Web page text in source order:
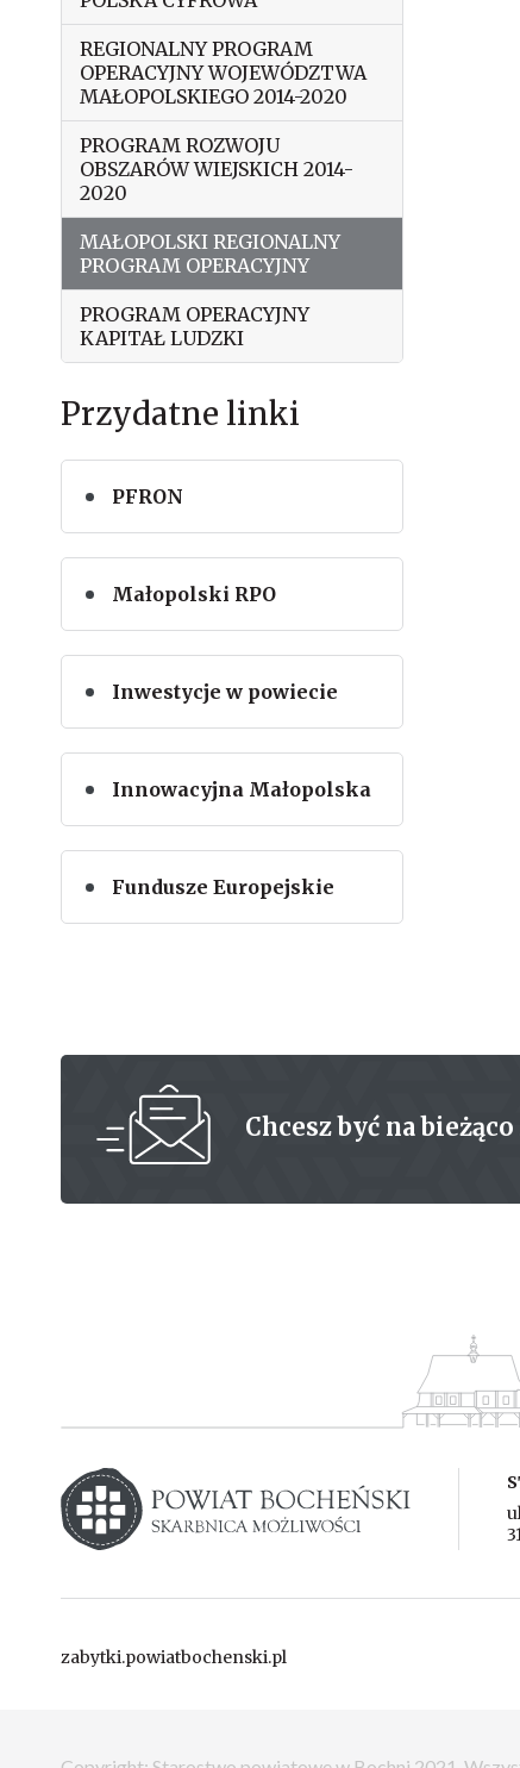
REGIONALNY PROGRAM
OPERACYJNY WOJEWÓDZTWA
MAŁOPOLSKIEGO 2014-2020
PROGRAM ROZWOJU
OBSZARÓW WIEJSKICH 2014-
2020
MAŁOPOLSKI REGIONALNY
PROGRAM OPERACYJNY
PROGRAM OPERACYJNY
KAPITAŁ LUDZKI
Przydatne linki
PFRON
Małopolski RPO
Inwestycje w powiecie
Innowacyjna Małopolska
Fundusze Europejskie
Chcesz być na
Starostwo powiatowe w Bochni
zabytki.powiatbochenski.pl